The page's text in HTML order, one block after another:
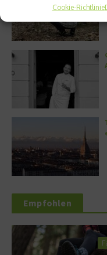
Cookie-Richtlinie
Empfohlen